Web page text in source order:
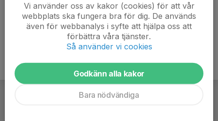
Vi använder oss av kakor (cookies) för att vår
webbplats ska fungera bra för dig. De används
även för webbanalys i syfte att hjälpa oss att
förbättra våra tjänster.
Så använder vi cookies
Godkänn alla kakor
Bara nödvändiga